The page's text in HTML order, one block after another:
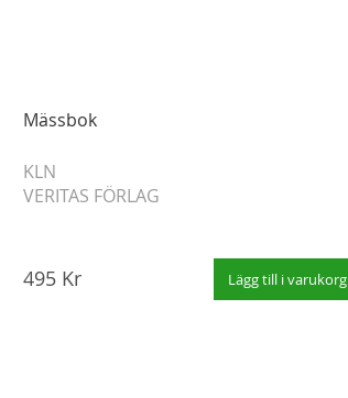
Mässbok
KLN
VERITAS FÖRLAG
495 Kr Lägg till i varukorg